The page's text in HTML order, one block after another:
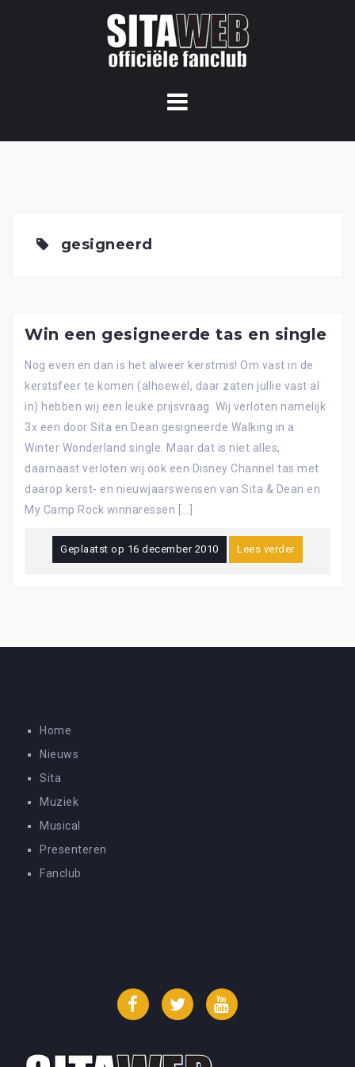
gesigneerd
Win een gesigneerde tas en single
Nog even en dan is het alweer kerstmis! Om vast in de
kerstsfeer te komen (alhoewel, daar zaten jullie vast al
in) hebben wij een leuke prijsvraag. Wij verloten namelijk
3x een door Sita en Dean gesigneerde Walking in a
Winter Wonderland single. Maar dat is niet alles,
daarnaast verloten wij ook een Disney Channel tas met
daarop kerst- en nieuwjaarswensen van Sita & Dean en
My Camp Rock winnaressen […]
Geplaatst op 16 december 2010 Lees verder
Home
Nieuws
Sita
Muziek
Musical
Presenteren
Fanclub
FacebookTwitter YouTube